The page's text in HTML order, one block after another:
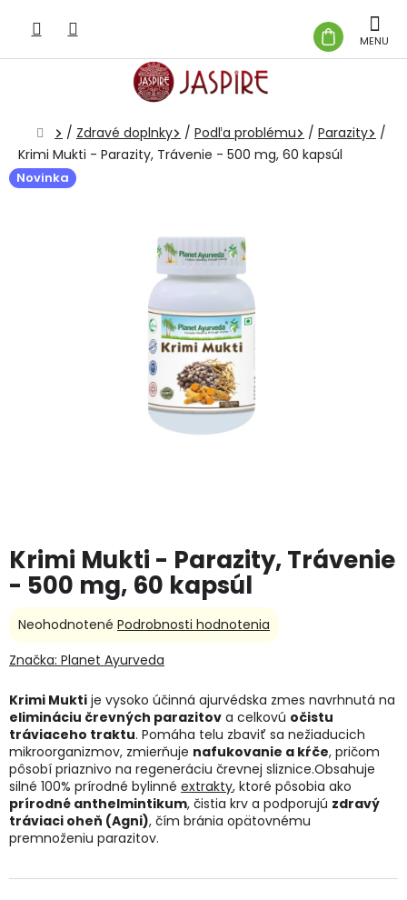
obsah
KOŠÍK
Domov
/ Zdravé doplnky / Podľa problému / Parazity
/
Krimi Mukti - Parazity, Trávenie - 500 mg, 60 kapsúl
Novinka
Krimi Mukti - Parazity, Trávenie
- 500 mg, 60 kapsúl
Krimi Mukti je vysoko účinná ajurvédska zmes navrhnutá na
elimináciu črevných parazitov a celkovú očistu
tráviaceho traktu. Pomáha telu zbaviť sa nežiaducich
mikroorganizmov, zmierňuje nafukovanie a kŕče, pričom
pôsobí priaznivo na regeneráciu črevnej sliznice.Obsahuje
silné 100% prírodné bylinné extrakty, ktoré pôsobia ako
prírodné anthelmintikum, čistia krv a podporujú zdravý
tráviaci oheň (Agni), čím bránia opätovnému
premnoženiu parazitov.
Priemerné
produktu
0,0
z
5
hviezdičiek.
Neohodnotené Podrobnosti hodnotenia
Značka: Planet Ayurveda